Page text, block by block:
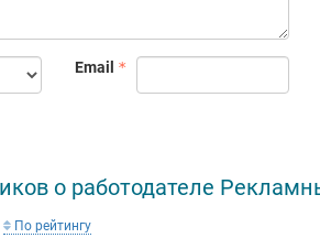
Email
о работодателе
По рейтингу